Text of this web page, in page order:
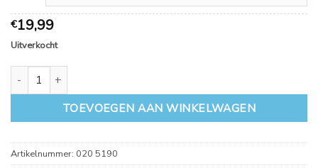
€19,99
Uitverkocht
Hondenknuffel Gijs de gans corduroy met piep 65cm of 90cm
TOEVOEGEN AAN WINKELWAGEN
Artikelnummer: 020 5190